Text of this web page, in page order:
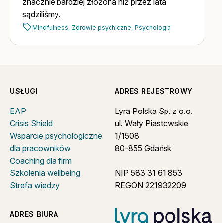
sądziliśmy.
Mindfulness, Zdrowie psychiczne, Psychologia
USŁUGI
EAP
Crisis Shield
Wsparcie psychologiczne
dla pracowników
Coaching dla firm
Szkolenia wellbeing
Strefa wiedzy
ADRES REJESTROWY
Lyra Polska Sp. z o.o.
ul. Wały Piastowskie
1/1508
80-855 Gdańsk
NIP 583 31 61 853
REGON 221932209
ADRES BIURA